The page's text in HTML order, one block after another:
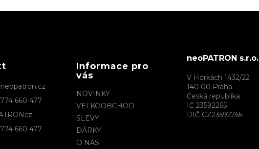
neopatron.cz
660 477
660 477
Informace pro
vás
NOVINKY
VELKOOBCHOD
SLEVY
DÁRKY
O NÁS
neoPATRON s.r.o.
V Horkách 1432/22
140 00 Praha
Česká republika
IČ 23592265
DIČ CZ23592265